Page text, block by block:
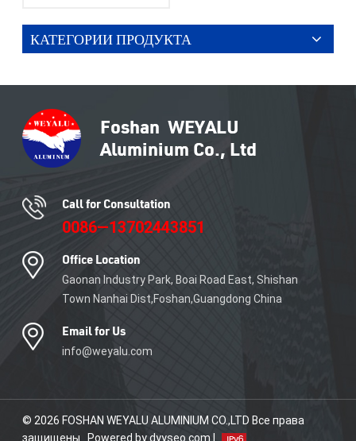
ширина 600 мм.
навесных алюминиевых
стен, которые с гордостью
производятся на нашем
производству
специализируемся на
изготовлении алюминиевых
профилей по
индивидуальному заказу с
мм. Наша продукция
является свидетельством
точности проектирования,
и безграничных
возможностей в мировой
строительной отрасли.&nbsp;
ПОСМОТРЕТЬ
КАТЕГОРИИ ПРОДУКТА
Call for Consultation
0086—13702443851
Office Location
Gaonan Industry Park, Boai Road East, Shishan
Town Nanhai Dist,Foshan,Guangdong China
Email for Us
info@weyalu.com
© 2026 FOSHAN WEYALU ALUMINIUM CO.,LTD Все права
защищены . Powered by dyyseo.com |